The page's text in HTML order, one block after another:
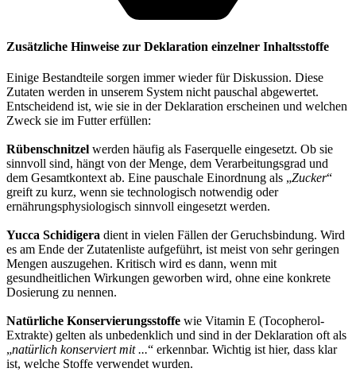
Zusätzliche Hinweise zur Deklaration einzelner Inhaltsstoffe
Einige Bestandteile sorgen immer wieder für Diskussion. Diese
Zutaten werden in unserem System nicht pauschal abgewertet.
Entscheidend ist, wie sie in der Deklaration erscheinen und welchen
Zweck sie im Futter erfüllen:
Rübenschnitzel werden häufig als Faserquelle eingesetzt. Ob sie
sinnvoll sind, hängt von der Menge, dem Verarbeitungsgrad und
dem Gesamtkontext ab. Eine pauschale Einordnung als „Zucker“
greift zu kurz, wenn sie technologisch notwendig oder
ernährungsphysiologisch sinnvoll eingesetzt werden.
Yucca Schidigera dient in vielen Fällen der Geruchsbindung. Wird
es am Ende der Zutatenliste aufgeführt, ist meist von sehr geringen
Mengen auszugehen. Kritisch wird es dann, wenn mit
gesundheitlichen Wirkungen geworben wird, ohne eine konkrete
Dosierung zu nennen.
Natürliche Konservierungsstoffe wie Vitamin E (Tocopherol-
Extrakte) gelten als unbedenklich und sind in der Deklaration oft als
„natürlich konserviert mit ...“ erkennbar. Wichtig ist hier, dass klar
ist, welche Stoffe verwendet wurden.